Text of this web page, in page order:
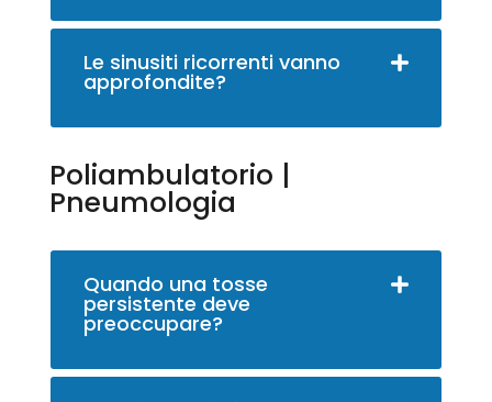
Le sinusiti ricorrenti vanno
approfondite?
Poliambulatorio |
Pneumologia
Quando una tosse
persistente deve
preoccupare?